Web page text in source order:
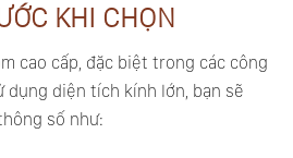
KHI CHỌN
cao cấp, đặc biệt trong các công
dụng diện tích kính lớn, bạn sẽ
số như: